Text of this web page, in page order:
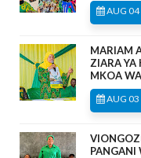
AUG
MARIAM
ZIARA YA
MKOA
AUG
PANGANI